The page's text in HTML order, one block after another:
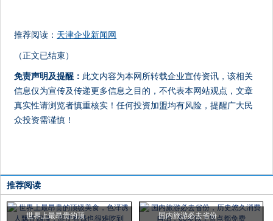
推荐阅读： 天津企业新闻网
（正文已结束）
免责声明及提醒： 此文内容为本网所转载企业宣传资讯，该相关
信息仅为宣传及传递更多信息之目的，不代表本网站观点，文章
真实性请浏览者慎重核实！任何投资加盟均有风险，提醒广大民
众投资需谨慎！
推荐阅读
世界上最昂贵的顶 国内旅游必去省份